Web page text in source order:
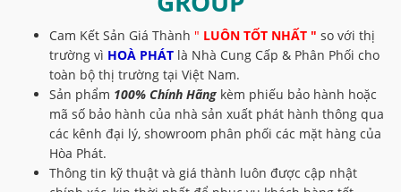
Cam Kết Sản Giá Thành " LUÔN TỐT NHẤT " so với thị
trường vì HOÀ PHÁT là Nhà Cung Cấp & Phân Phối cho
toàn bộ thị trường tại Việt Nam.
Sản phẩm 100% Chính Hãng kèm phiếu bảo hành hoặc
mã số bảo hành của nhà sản xuất phát hành thông qua
các kênh đại lý, showroom phân phối các mặt hàng của
Hòa Phát.
Thông tin kỹ thuật và giá thành luôn được cập nhật